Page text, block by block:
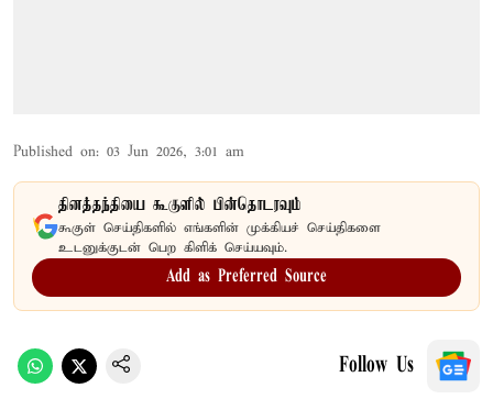
Published on: 03 Jun 2026, 3:01 am
தினத்தந்தியை கூகுளில் பின்தொடரவும்
கூகுள் செய்திகளில் எங்களின் முக்கியச் செய்திகளை
உடனுக்குடன் பெற கிளிக் செய்யவும்.
Add as Preferred Source
Follow Us